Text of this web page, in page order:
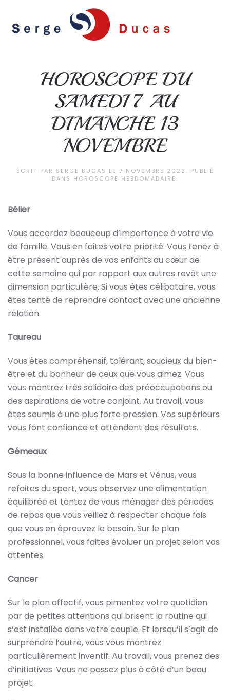
Skip to main content
HOROSCOPE DU
SAMEDI 7 AU
DIMANCHE 13
NOVEMBRE
ÉCRIT PAR SERGE DUCAS LE 7 NOVEMBRE 2022 . PUBLIÉ
DANS HOROSCOPE HEBDOMADAIRE .
Bélier
Vous accordez beaucoup d’importance à votre vie
de famille. Vous en faites votre priorité. Vous tenez à
être présent auprès de vos enfants au cœur de
cette semaine qui par rapport aux autres revêt une
dimension particulière. Si vous êtes célibataire, vous
êtes tenté de reprendre contact avec une ancienne
relation.
Taureau
Vous êtes compréhensif, tolérant, soucieux du bien-
être et du bonheur de ceux que vous aimez. Vous
vous montrez très solidaire des préoccupations ou
des aspirations de votre conjoint. Au travail, vous
êtes soumis à une plus forte pression. Vos supérieurs
vous font confiance et attendent des résultats.
Gémeaux
Sous la bonne influence de Mars et Vénus, vous
refaites du sport, vous observez une alimentation
équilibrée et tentez de vous ménager des périodes
de repos que vous veillez à respecter chaque fois
que vous en éprouvez le besoin. Sur le plan
professionnel, vous faites évoluer un projet selon vos
attentes.
Cancer
Sur le plan affectif, vous pimentez votre quotidien
par de petites attentions qui brisent la routine qui
s’est installée dans votre couple. Et lorsqu’il s’agit de
surprendre l’autre, vous vous montrez
particulièrement inventif. Au travail, vous prenez des
d’initiatives. Vous ne passez plus à côté d’un beau
projet.